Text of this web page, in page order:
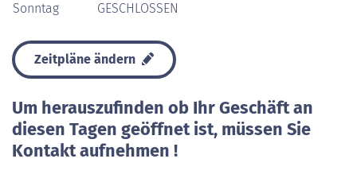
Sonntag
GESCHLOSSEN
Zeitpläne ändern
Um herauszufinden ob Ihr Geschäft an
diesen Tagen geöffnet ist, müssen Sie
Kontakt aufnehmen !